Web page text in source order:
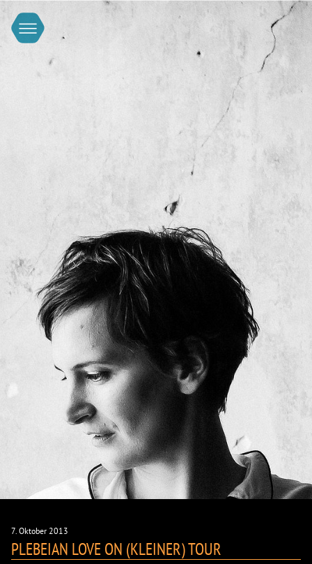
FACEBOOK
IMPRESSUM & DATENSCHUTZERKLÄRUNG
PLEBEIAN LOVE ON (KLEINER) TOUR
7. Oktober 2013